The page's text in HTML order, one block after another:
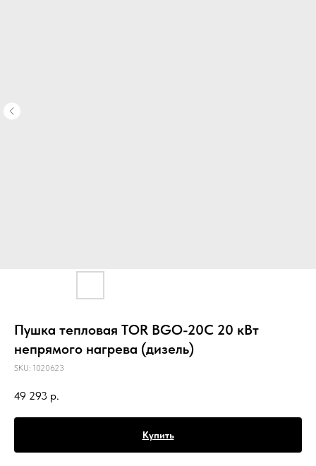
Пушка тепловая TOR BGO-20C 20 кВт
непрямого нагрева (дизель)
SKU: 1020623
49 293 р.
Купить